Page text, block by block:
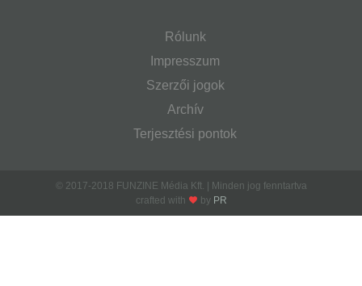
Rólunk
Impresszum
Szerzői jogok
Archív
Terjesztési pontok
© 2017-2018 FUNZINE Média Kft. | Minden jog fenntartva
crafted with
by PR